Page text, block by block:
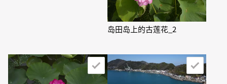
岛田岛上的古莲花_2